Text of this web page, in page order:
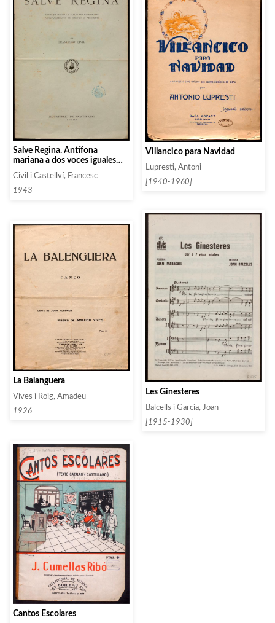
Salve Regina. Antífona
mariana a dos voces iguales
con acompañamiento de
organo o armonium
Civil i Castellví, Francesc
1943
Villancico para Navidad
Lupresti, Antoni
[1940-1960]
La Balanguera
Vives i Roig, Amadeu
1926
Les Ginesteres
Balcells i Garcia, Joan
[1915-1930]
Cantos Escolares